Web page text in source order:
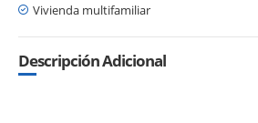
Vivienda multifamiliar
Descripción Adicional